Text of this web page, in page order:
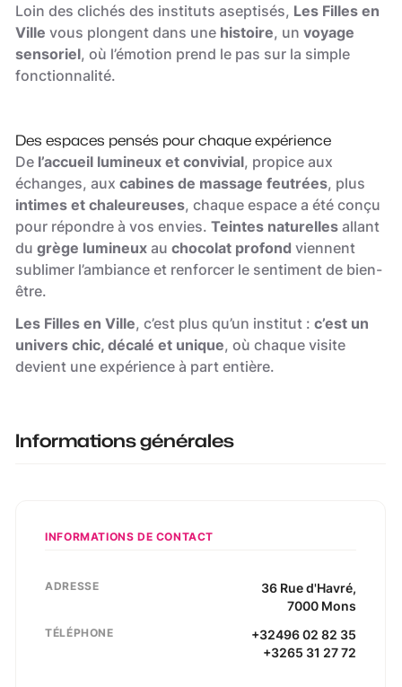
Loin des clichés des instituts aseptisés, Les Filles en
Ville vous plongent dans une histoire, unvoyage
sensoriel, où l’émotion prend le pas sur la simple
fonctionnalité.
Des espaces pensés pour chaque expérience
De l’accueil lumineux et convivial, propice aux
échanges, auxcabines de massage feutrées, plus
intimes et chaleureuses, chaque espace a été conçu
pour répondre à vos envies.Teintes naturelles allant
dugrège lumineux auchocolat profond viennent
sublimer l’ambiance et renforcer le sentiment de bien-
être.
Les Filles en Ville, c’est plus qu’un institut :c’est un
univers chic, décalé et unique, où chaque visite
devient une expérience à part entière.
Informations générales
INFORMATIONS DE CONTACT
ADRESSE 36 Rue d'Havré,
7000 Mons
TÉLÉPHONE
+32496 02 82 35
+3265 31 27 72